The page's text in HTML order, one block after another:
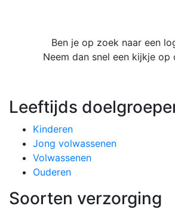
Ben je op zoek naar een
Neem dan snel een kijkje op
Leeftijds
Kinderen
Jong volwassenen
Volwassenen
Ouderen
Soorten verzorging